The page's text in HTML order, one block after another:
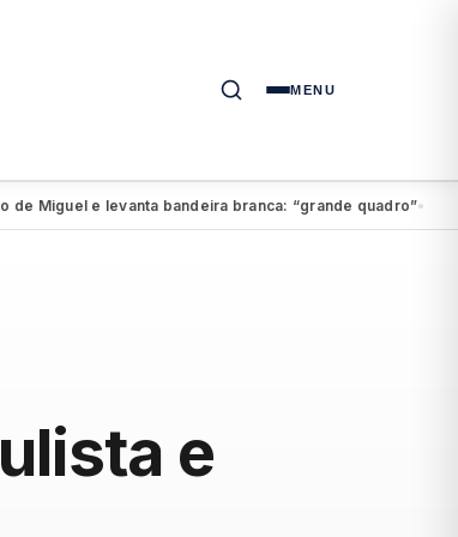
MENU
e levanta bandeira branca: “grande quadro”●
e